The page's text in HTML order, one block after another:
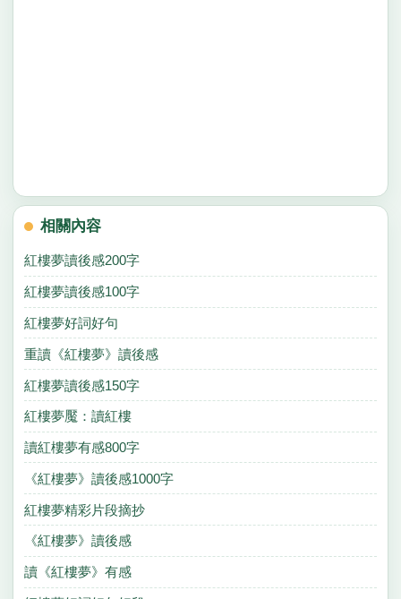
相關內容
紅樓夢讀後感200字
紅樓夢讀後感100字
紅樓夢好詞好句
重讀《紅樓夢》讀後感
紅樓夢讀後感150字
紅樓夢魘：讀紅樓
讀紅樓夢有感800字
《紅樓夢》讀後感1000字
紅樓夢精彩片段摘抄
《紅樓夢》讀後感
讀《紅樓夢》有感